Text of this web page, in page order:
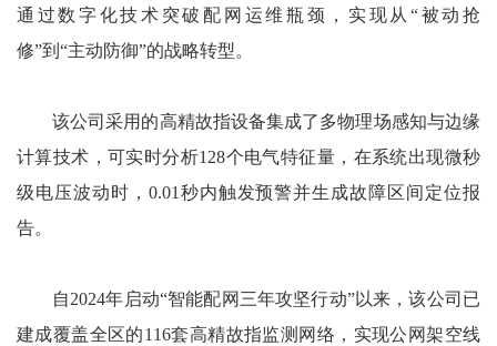
通过数字化技术突破配网运维瓶颈，实现从“被动抢
修”到“主动防御”的战略转型。
该公司采用的高精故指设备集成了多物理场感知与边缘
计算技术，可实时分析128个电气特征量，在系统出现微秒
级电压波动时，0.01秒内触发预警并生成故障区间定位报
告。
自2024年启动“智能配网三年攻坚行动”以来，该公司已
建成覆盖全区的116套高精故指监测网络，实现公网架空线